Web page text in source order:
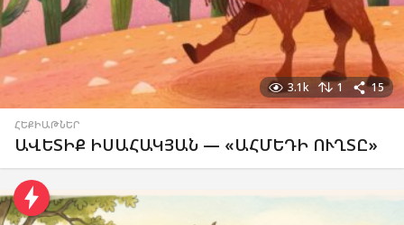
3.1k 1 15
ՀԵՔԻԱԹՆԵՐ
ԱՎԵՏԻՔ ԻՍԱՀԱԿՅԱՆ — «ԱՀՄԵԴԻ ՈՒՂՏԸ»